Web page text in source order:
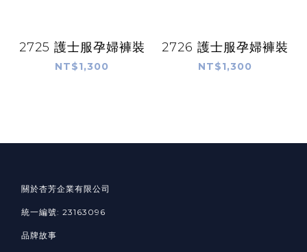
2725 護士服孕婦褲裝
NT$1,300
2726 護士服孕婦褲裝
NT$1,300
關於杏芳企業有限公司
統一編號: 23163096
品牌故事